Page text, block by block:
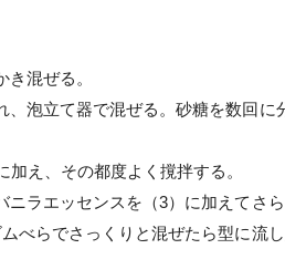
混ぜる。
、泡立て器で混ぜる。砂糖を数回
え、その都度よく撹拌する。
ラエッセンスを（3）に加えてさら
べらでさっくりと混ぜたら型に流